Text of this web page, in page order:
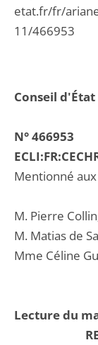
Conseil d'État
N° 466953
Mentionné
M. Pierre
M. Matias de
Mme Céline
Lecture du
etat.fr/fr/
11/466953